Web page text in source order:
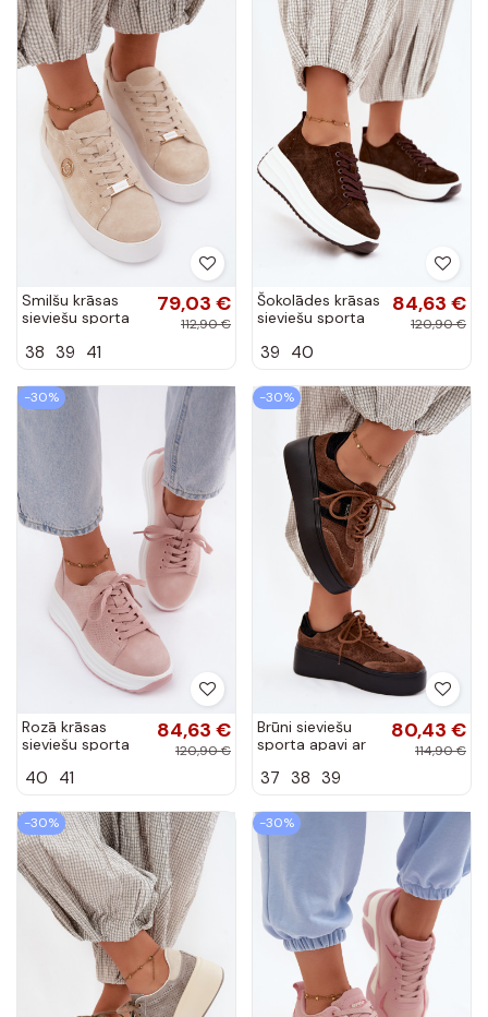
Smilšu krāsas
sieviešu sporta
mākslīgā zamša
Dainty
79,03 €
112,90 €
38 39 41
Šokolādes krāsas
sieviešu sporta
mākslīgā zamša
Inaya
84,63 €
120,90 €
39 40
-30%
Rozā krāsas
sieviešu sporta
mākslīgā zamša
Inaya
84,63 €
120,90 €
40 41
-30%
Brūni sieviešu
sporta apavi ar
perforāciju
80,43 €
114,90 €
37 38 39
-30% -30%